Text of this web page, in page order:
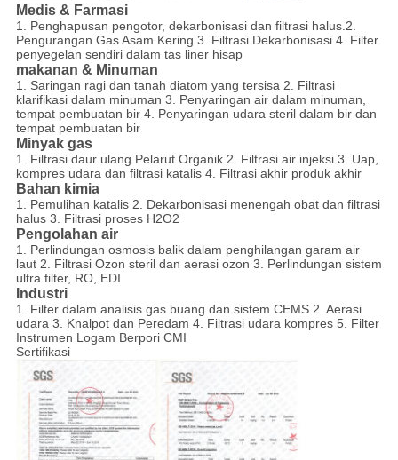
Medis & Farmasi
1. Penghapusan pengotor, dekarbonisasi dan filtrasi halus.2.
Pengurangan Gas Asam Kering 3. Filtrasi Dekarbonisasi 4. Filter
penyegelan sendiri dalam tas liner hisap
makanan & Minuman
1. Saringan ragi dan tanah diatom yang tersisa 2. Filtrasi
klarifikasi dalam minuman 3. Penyaringan air dalam minuman,
tempat pembuatan bir 4. Penyaringan udara steril dalam bir dan
tempat pembuatan bir
Minyak gas
1. Filtrasi daur ulang Pelarut Organik 2. Filtrasi air injeksi 3. Uap,
kompres udara dan filtrasi katalis 4. Filtrasi akhir produk akhir
Bahan kimia
1. Pemulihan katalis 2. Dekarbonisasi menengah obat dan filtrasi
halus 3. Filtrasi proses H2O2
Pengolahan air
1. Perlindungan osmosis balik dalam penghilangan garam air
laut 2. Filtrasi Ozon steril dan aerasi ozon 3. Perlindungan sistem
ultra filter, RO, EDI
Industri
1. Filter dalam analisis gas buang dan sistem CEMS 2. Aerasi
udara 3. Knalpot dan Peredam 4. Filtrasi udara kompres 5. Filter
Instrumen Logam Berpori CMI
Sertifikasi